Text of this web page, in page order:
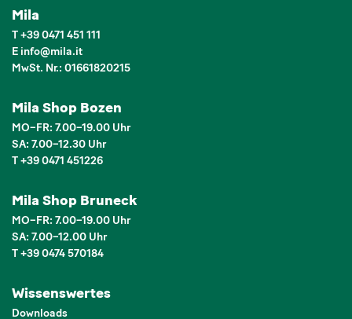
Mila
T+39 0471 451 111
E info@mila.it
MwSt. Nr.: 01661820215
Mila Shop Bozen
MO–FR: 7.00–19.00 Uhr
SA: 7.00–12.30 Uhr
T +39 0471 451226
Mila Shop Bruneck
MO–FR: 7.00–19.00 Uhr
SA: 7.00–12.00 Uhr
T +39 0474 570184
Wissenswertes
Downloads